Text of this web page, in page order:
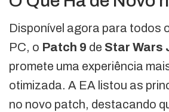
Disponível agora para todos
PC, o Patch 9 de Star Wars
promete uma experiência
otimizada. A EA listou as
no novo patch, destacando